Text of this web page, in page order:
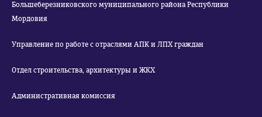
Большеберезниковского муниципального района Республики
Мордовия
Управление по работе с отраслями АПК и ЛПХ граждан
Отдел строительства, архитектуры и ЖКХ
Административная комиссия